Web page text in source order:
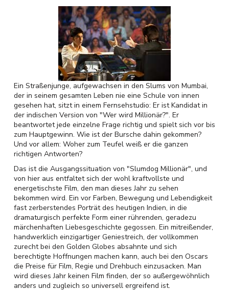
Ein Straßenjunge, aufgewachsen in den Slums von Mumbai,
der in seinem gesamten Leben nie eine Schule von innen
gesehen hat, sitzt in einem Fernsehstudio: Er ist Kandidat in
der indischen Version von "Wer wird Millionär?". Er
beantwortet jede einzelne Frage richtig und spielt sich vor bis
zum Hauptgewinn. Wie ist der Bursche dahin gekommen?
Und vor allem: Woher zum Teufel weiß er die ganzen
richtigen Antworten?
Das ist die Ausgangssituation von "Slumdog Millionär", und
von hier aus entfaltet sich der wohl kraftvollste und
energetischste Film, den man dieses Jahr zu sehen
bekommen wird. Ein vor Farben, Bewegung und Lebendigkeit
fast zerberstendes Porträt des heutigen Indien, in die
dramaturgisch perfekte Form einer rührenden, geradezu
märchenhaften Liebesgeschichte gegossen. Ein mitreißender,
handwerklich einzigartiger Geniestreich, der vollkommen
zurecht bei den Golden Globes absahnte und sich
berechtigte Hoffnungen machen kann, auch bei den Oscars
die Preise für Film, Regie und Drehbuch einzusacken. Man
wird dieses Jahr keinen Film finden, der so außergewöhnlich
anders und zugleich so universell ergreifend ist.